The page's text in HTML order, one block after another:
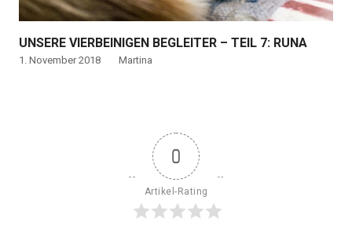
UNSERE VIERBEINIGEN BEGLEITER – TEIL 7: RUNA
1. November 2018 Martina
0
Artikel-Rating